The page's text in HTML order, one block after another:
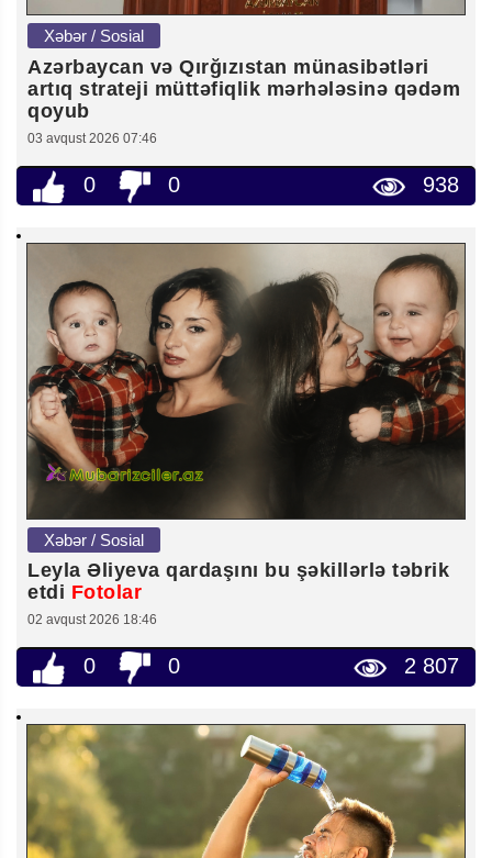
Xəbər / Sosial
Azərbaycan və Qırğızıstan münasibətləri
artıq strateji müttəfiqlik mərhələsinə qədəm
qoyub
03 avqust 2026 07:46
0 0 938
Xəbər / Sosial
Leyla Əliyeva qardaşını bu şəkillərlə təbrik
etdi Fotolar
02 avqust 2026 18:46
0 0 2 807